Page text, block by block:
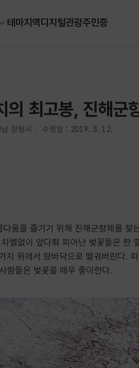
테마지역디지털관광주민증
의 최고봉, 진해군
창원시 수정일 : 2019. 3. 12.
움을 즐기기 위해 진해군항제를 찾
별없이 앞다퉈 피어난 벚꽃들은 한
위에서 땅바닥으로 떨궈버린다.
람들은 벚꽃을 매우 좋아한다.